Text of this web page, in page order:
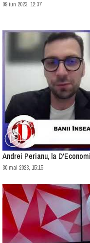
09 iun 2023, 12:37
Andrei Perianu, la
30 mai 2023, 15:15